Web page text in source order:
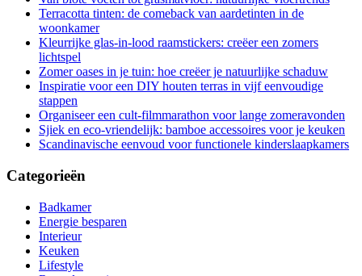
Terracotta tinten: de comeback van aardetinten in de
woonkamer
Kleurrijke glas-in-lood raamstickers: creëer een zomers
lichtspel
Zomer oases in je tuin: hoe creëer je natuurlijke schaduw
Inspiratie voor een DIY houten terras in vijf eenvoudige
stappen
Organiseer een cult-filmmarathon voor lange zomeravonden
Sjiek en eco-vriendelijk: bamboe accessoires voor je keuken
Scandinavische eenvoud voor functionele kinderslaapkamers
Categorieën
Badkamer
Energie besparen
Interieur
Keuken
Lifestyle